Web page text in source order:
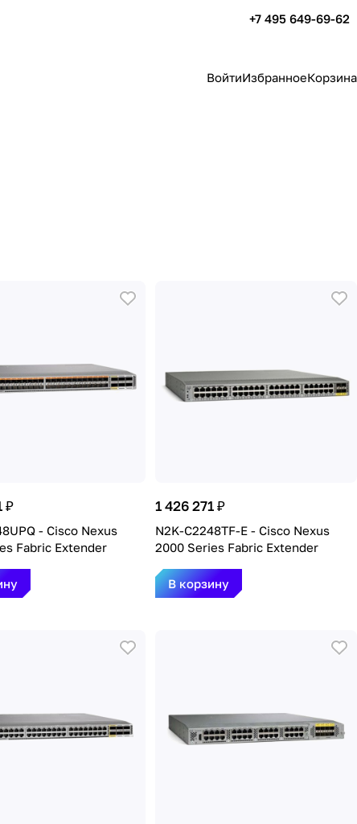
+7 495 649-69-62
ВойтиИзбранноеКорзина
₽
- Cisco Nexus
Fabric Extender
1 426 271 ₽
N2K-C2248TF-E - Cisco Nexus
2000 Series Fabric Extender
В корзину